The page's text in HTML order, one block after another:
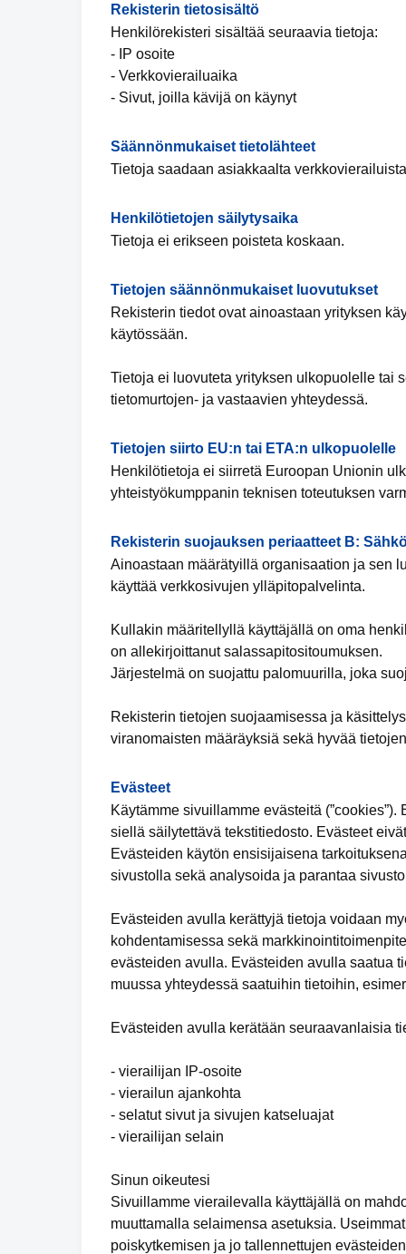
Rekisterin tietosisältö
Henkilörekisteri sisältää seuraavia tietoja:
- IP osoite
- Verkkovierailuaika
- Sivut, joilla kävijä on käynyt
Säännönmukaiset tietolähteet
Tietoja saadaan asiakkaalta
Henkilötietojen säilytysaika
Tietoja ei erikseen poisteta koskaan.
Tietojen säännönmukaiset luovutukset
Rekisterin tiedot ovat ainoastaan yrityksen
käytössään.
Tietoja ei luovuteta yrityksen ulkopuolelle tai
tietomurtojen- ja vastaavien yhteydessä.
Tietojen siirto EU:n tai ETA:n ulkopuolelle
Henkilötietoja ei siirretä Euroopan Unionin
yhteistyökumppanin teknisen toteutuksen
Rekisterin suojauksen periaatteet B:
Ainoastaan määrätyillä organisaation ja sen
käyttää verkkosivujen ylläpitopalvelinta.
Kullakin määritellyllä käyttäjällä on oma
on allekirjoittanut salassapitositoumuksen.
Järjestelmä on suojattu palomuurilla, joka
Rekisterin tietojen suojaamisessa ja
viranomaisten määräyksiä sekä hyvää
Evästeet
Käytämme sivuillamme evästeitä
siellä säilytettävä tekstitiedosto. Evästeet
Evästeiden käytön ensisijaisena
sivustolla sekä analysoida ja parantaa
Evästeiden avulla kerättyjä tietoja voidaan
kohdentamisessa sekä
evästeiden avulla. Evästeiden avulla saatua
muussa yhteydessä saatuihin tietoihin,
Evästeiden avulla kerätään seuraavanlaisia
- vierailijan IP-osoite
- vierailun ajankohta
- selatut sivut ja sivujen katseluajat
- vierailijan selain
Sinun oikeutesi
Sivuillamme vierailevalla käyttäjällä on
muuttamalla selaimensa asetuksia.
poiskytkemisen ja jo tallennettujen